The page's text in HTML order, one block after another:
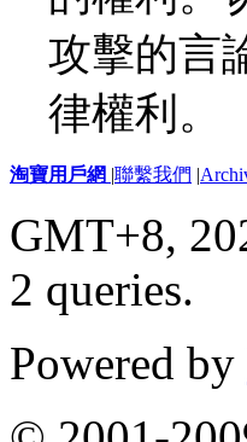
攻擊的言
律權利。
淘寶用戶網 |聯繫我們 |
GMT+8,
2 queries.
Powered by